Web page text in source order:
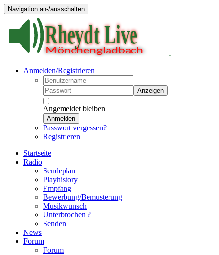
Navigation an-/ausschalten
Anmelden/Registrieren
Anzeigen
Angemeldet bleiben
Anmelden
Passwort vergessen?
Registrieren
Startseite
Radio
Sendeplan
Playhistory
Empfang
Bewerbung/Bemusterung
Musikwunsch
Unterbrochen ?
Senden
News
Forum
Forum